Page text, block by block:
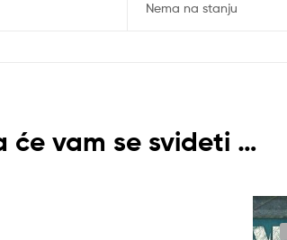
Nema na stanju
će vam se svideti …